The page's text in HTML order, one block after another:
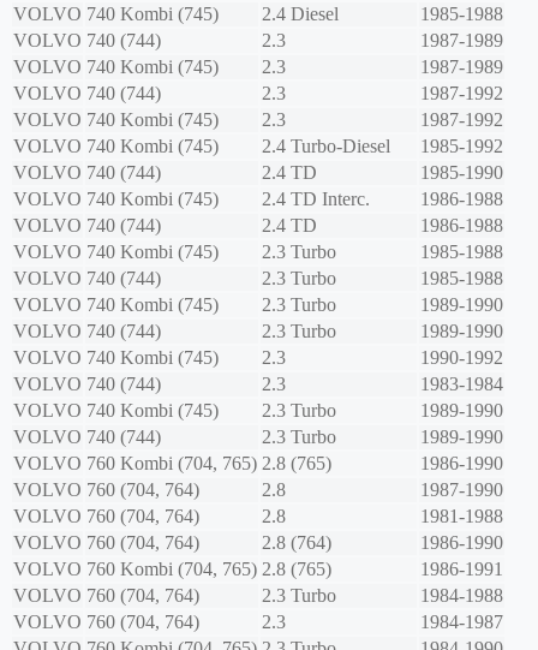
VOLVO 740 Kombi (745) 2.4 Diesel
1985-1988
VOLVO 740 (744) 2.3
1987-1989
VOLVO 740 Kombi (745) 2.3
1987-1989
VOLVO 740 (744) 2.3
1987-1992
VOLVO 740 Kombi (745) 2.3
1987-1992
VOLVO 740 Kombi (745) 2.4 Turbo-Diesel
1985-1992
VOLVO 740 (744) 2.4 TD
1985-1990
VOLVO 740 Kombi (745) 2.4 TD Interc.
1986-1988
VOLVO 740 (744) 2.4 TD
1986-1988
VOLVO 740 Kombi (745) 2.3 Turbo
1985-1988
VOLVO 740 (744) 2.3 Turbo
1985-1988
VOLVO 740 Kombi (745) 2.3 Turbo
1989-1990
VOLVO 740 (744) 2.3 Turbo
1989-1990
VOLVO 740 Kombi (745) 2.3
1990-1992
VOLVO 740 (744) 2.3
1983-1984
VOLVO 740 Kombi (745) 2.3 Turbo
1989-1990
VOLVO 740 (744) 2.3 Turbo
1989-1990
VOLVO 760 Kombi (704, 765) 2.8 (765)
1986-1990
VOLVO 760 (704, 764) 2.8
1987-1990
VOLVO 760 (704, 764) 2.8
1981-1988
VOLVO 760 (704, 764) 2.8 (764)
1986-1990
VOLVO 760 Kombi (704, 765) 2.8 (765)
1986-1991
VOLVO 760 (704, 764) 2.3 Turbo
1984-1988
VOLVO 760 (704, 764) 2.3
1984-1987